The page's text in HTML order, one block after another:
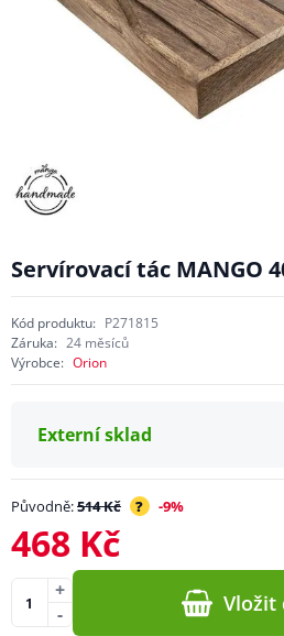
Servírovací tác MANGO
Kód produktu: P271815
Záruka: 24 měsíců
Výrobce: Orion
Externí sklad
Původně:514 Kč ? -9%
468 Kč
-
+ Vložit